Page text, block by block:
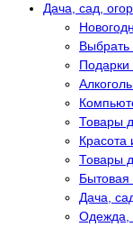
Дача, сад,
Выбрать
Подарки
Товары
Красота
Товары
Бытовая
Дача,
Одежда,